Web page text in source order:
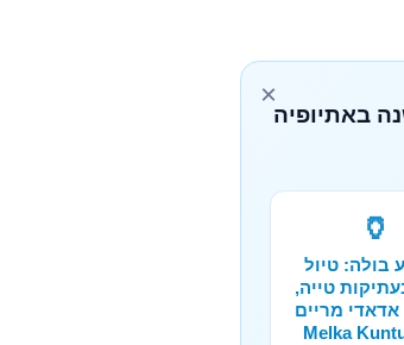
×
באתיופיה
🏺
בולה: טיול
טייה,
אדאדי מריים